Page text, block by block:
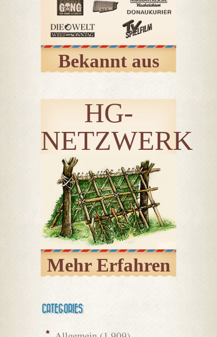
Bekannt aus
HG-
NETZWERK
Mehr Erfahren
CATEGORIES